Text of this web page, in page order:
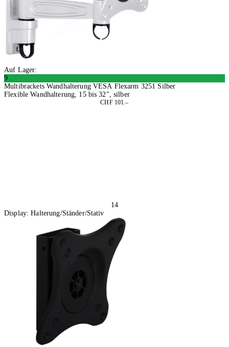
Auf Lager:
9
Multibrackets Wandhalterung VESA Flexarm 3251 Silber
Flexible Wandhalterung, 15 bis 32", silber
CHF 101.–
14
Display: Halterung/Ständer/Stativ